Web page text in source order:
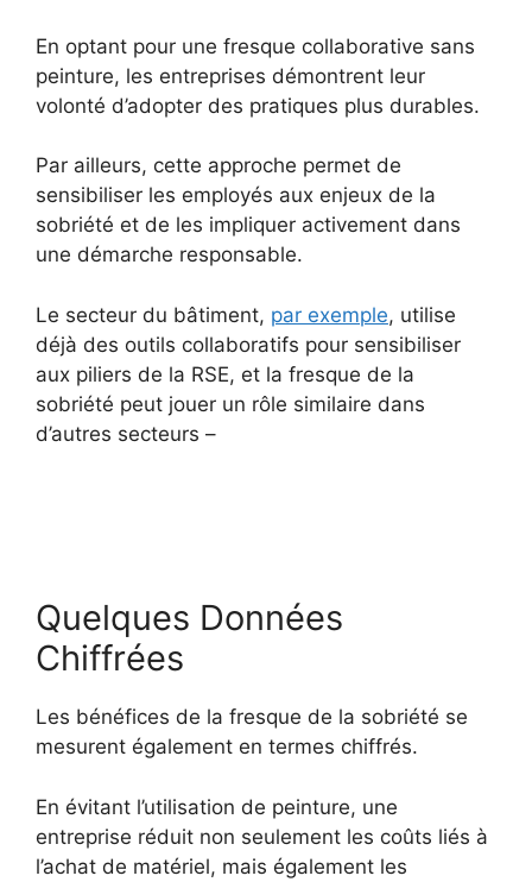
En optant pour une fresque collaborative sans
peinture, les entreprises démontrent leur
volonté d’adopter des pratiques plus durables.
Par ailleurs, cette approche permet de
sensibiliser les employés aux enjeux de la
sobriété et de les impliquer activement dans
une démarche responsable.
Le secteur du bâtiment, par exemple, utilise
déjà des outils collaboratifs pour sensibiliser
aux piliers de la RSE, et la fresque de la
sobriété peut jouer un rôle similaire dans
d’autres secteurs –
Quelques Données
Chiffrées
Les bénéfices de la fresque de la sobriété se
mesurent également en termes chiffrés.
En évitant l’utilisation de peinture, une
entreprise réduit non seulement les coûts liés à
l’achat de matériel, mais également les